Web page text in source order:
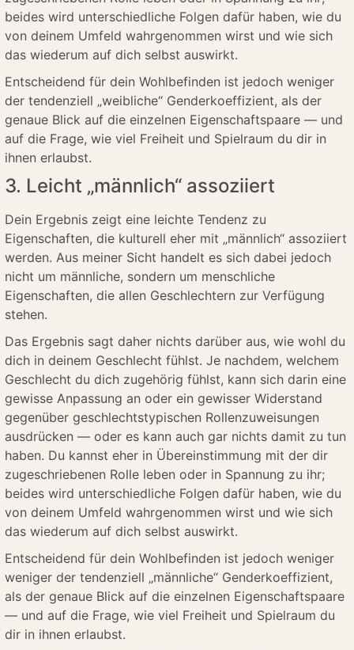
beides wird unterschiedliche Folgen dafür haben, wie du
von deinem Umfeld wahrgenommen wirst und wie sich
das wiederum auf dich selbst auswirkt.
Entscheidend für dein Wohlbefinden ist jedoch weniger
der tendenziell „weibliche“ Genderkoeffizient, als der
genaue Blick auf die einzelnen Eigenschaftspaare — und
auf die Frage, wie viel Freiheit und Spielraum du dir in
ihnen erlaubst.
3. Leicht „männlich“ assoziiert
Dein Ergebnis zeigt eine leichte Tendenz zu
Eigenschaften, die kulturell eher mit „männlich“ assoziiert
werden. Aus meiner Sicht handelt es sich dabei jedoch
nicht um männliche, sondern um menschliche
Eigenschaften, die allen Geschlechtern zur Verfügung
stehen.
Das Ergebnis sagt daher nichts darüber aus, wie wohl du
dich in deinem Geschlecht fühlst. Je nachdem, welchem
Geschlecht du dich zugehörig fühlst, kann sich darin eine
gewisse Anpassung an oder ein gewisser Widerstand
gegenüber geschlechtstypischen Rollenzuweisungen
ausdrücken — oder es kann auch gar nichts damit zu tun
haben. Du kannst eher in Übereinstimmung mit der dir
zugeschriebenen Rolle leben oder in Spannung zu ihr;
beides wird unterschiedliche Folgen dafür haben, wie du
von deinem Umfeld wahrgenommen wirst und wie sich
das wiederum auf dich selbst auswirkt.
Entscheidend für dein Wohlbefinden ist jedoch weniger
weniger der tendenziell „männliche“ Genderkoeffizient,
als der genaue Blick auf die einzelnen Eigenschaftspaare
— und auf die Frage, wie viel Freiheit und Spielraum du
dir in ihnen erlaubst.